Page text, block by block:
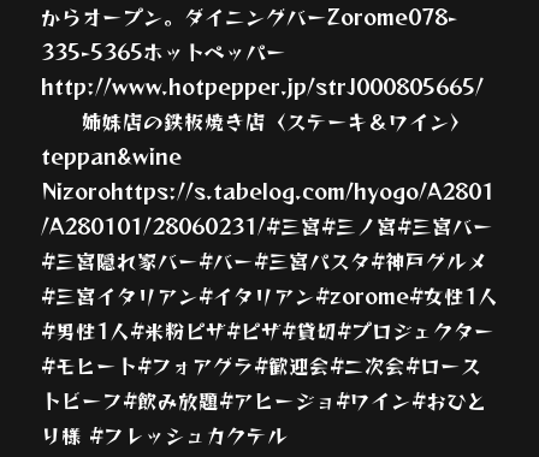
からオープン。ダイニングバーZorome078-
335-5365ホットペッパー
http://www.hotpepper.jp/strJ000805665/
姉妹店の鉄板焼き店〈ステーキ＆ワイン〉
teppan&wine
Nizorohttps://s.tabelog.com/hyogo/A2801
/A280101/28060231/#三宮#三ノ宮#三宮バー
#三宮隠れ家バー#バー#三宮パスタ#神戸グルメ
#三宮イタリアン#イタリアン#zorome#女性1人
#男性1人#米粉ピザ#ピザ#貸切#プロジェクター
#モヒート#フォアグラ#歓迎会#二次会#ロース
トビーフ#飲み放題#アヒージョ#ワイン#おひと
り様 #フレッシュカクテル